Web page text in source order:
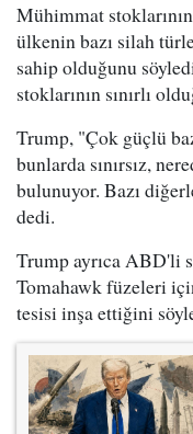
Mühimmat
ülkenin bazı silah
sahip olduğunu
stoklarının sınırlı
Trump, "Çok güçlü
bunlarda sınırsız,
bulunuyor. Bazı
dedi.
Trump ayrıca ABD'li
Tomahawk füzeleri
tesisi inşa ettiğini